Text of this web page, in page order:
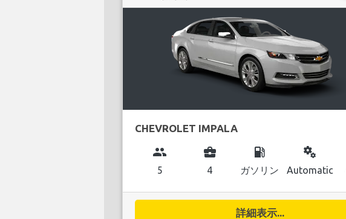
CHEVROLET IMPALA
group
5
business_center
4
local_gas_station
ガソリン
miscellaneous_services
Automatic
詳細表示...